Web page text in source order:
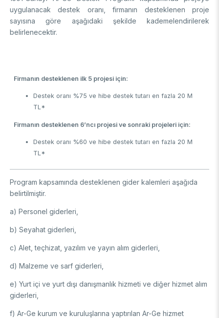
Enstitüsü
Türkiye Sanayi Sevk ve İdare Enstitüsü (TÜSSİDE)
Ulusal Metroloji Enstitüsü (UME)
Video Arşivi
Fotoğraf Arşivi
uygulanacak destek oranı, firmanın desteklenen proje
sayısına göre aşağıdaki şekilde kademelendirilerek
belirlenecektir.
Firmanın desteklenen ilk 5 projesi için:
Destek oranı %75 ve hibe destek tutarı en fazla 20 M
TL*
Firmanın desteklenen 6’ncı projesi ve sonraki projeleri için:
Destek oranı %60 ve hibe destek tutarı en fazla 20 M
TL*
Program kapsamında desteklenen gider kalemleri aşağıda
belirtilmiştir.
a) Personel giderleri,
b) Seyahat giderleri,
c) Alet, teçhizat, yazılım ve yayın alım giderleri,
d) Malzeme ve sarf giderleri,
e) Yurt içi ve yurt dışı danışmanlık hizmeti ve diğer hizmet alım
giderleri,
f) Ar-Ge kurum ve kuruluşlarına yaptırılan Ar-Ge hizmet